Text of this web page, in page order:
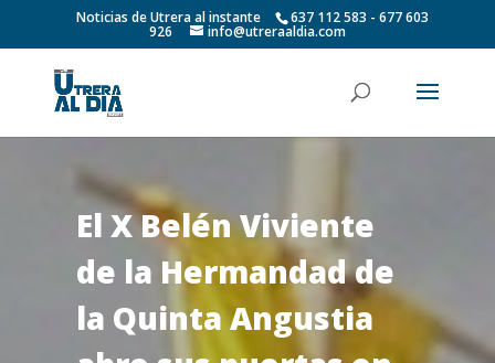
Noticias de Utrera al instante 637 112 583 - 677 603
926 info@utreraaldia.com
El X Belén Viviente
de la Hermandad de
la Quinta Angustia